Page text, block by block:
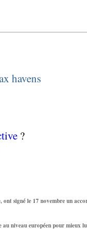
havens
?
ont signé le 17 novembre un
niveau européen pour mieux